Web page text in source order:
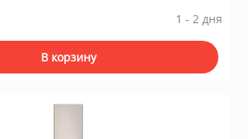
1 - 2 дня
В корзину